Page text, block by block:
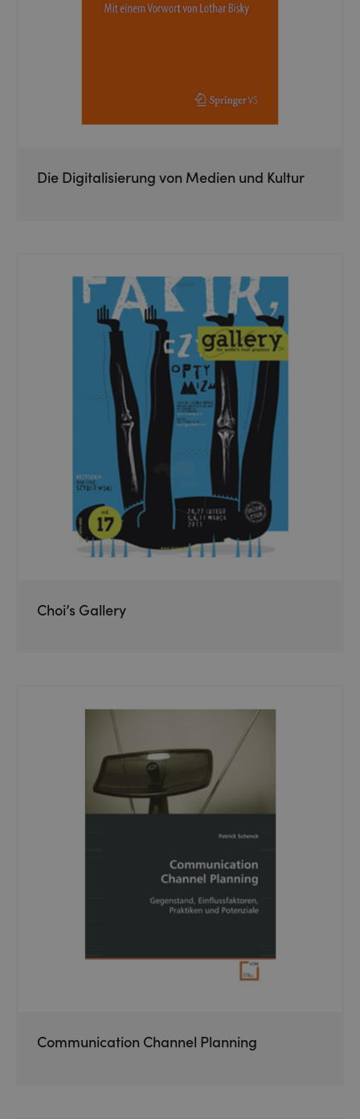
Die Digitalisierung von Medien und Kultur
Choi’s Gallery
Communication Channel Planning